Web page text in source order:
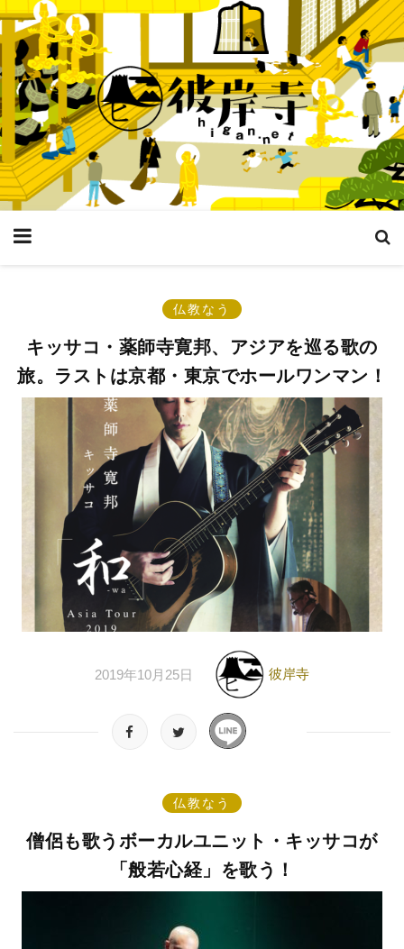
仏教なう
キッサコ・薬師寺寛邦、アジアを巡る歌の
旅。ラストは京都・東京でホールワンマン！
2019年10月25日 彼岸寺
仏教なう
僧侶も歌うボーカルユニット・キッサコが
「般若心経」を歌う！